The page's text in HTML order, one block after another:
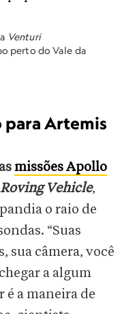
Venturi
perto do Vale da
para Artemis
missões Apollo
Vehicle,
o raio de
“Suas
sua câmera, você
a algum
é a maneira de